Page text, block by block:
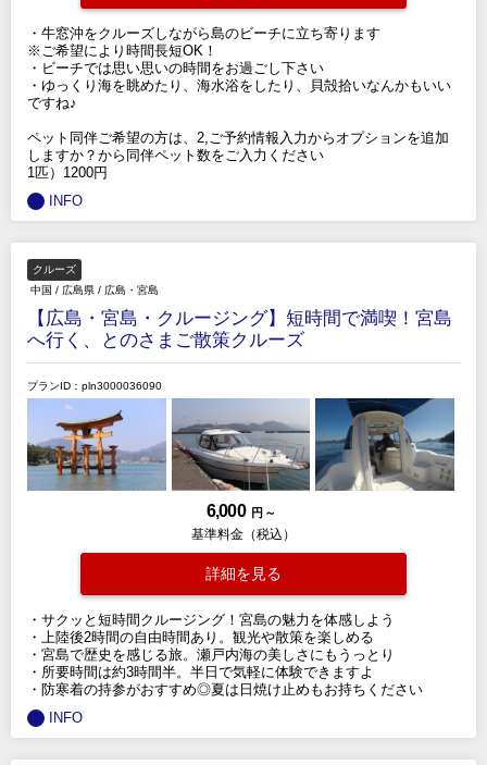
・牛窓沖をクルーズしながら島のビーチに立ち寄ります
※ご希望により時間長短OK！
・ビーチでは思い思いの時間をお過ごし下さい
・ゆっくり海を眺めたり、海水浴をしたり、貝殻拾いなんかもいい
ですね♪
ペット同伴ご希望の方は、2,ご予約情報入力からオプションを追加
しますか？から同伴ペット数をご入力ください
1匹）1200円
INFO
クルーズ
中国 / 広島県 / 広島・宮島
【広島・宮島・クルージング】短時間で満喫！宮島
へ行く、とのさまご散策クルーズ
プランID：pln3000036090
6,000 円 ～
基準料金（税込）
詳細を見る
・サクッと短時間クルージング！宮島の魅力を体感しよう
・上陸後2時間の自由時間あり。観光や散策を楽しめる
・宮島で歴史を感じる旅。瀬戸内海の美しさにもうっとり
・所要時間は約3時間半。半日で気軽に体験できますよ
・防寒着の持参がおすすめ◎夏は日焼け止めもお持ちください
INFO